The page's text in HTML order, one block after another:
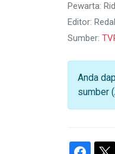
Pewarta:
Editor:
Sumber:
Anda
sumber